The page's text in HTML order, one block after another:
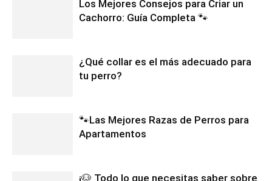
Los Mejores Consejos para Criar un
Cachorro: Guía Completa 🐾
¿Qué collar es el más adecuado para
tu perro?
🐾Las Mejores Razas de Perros para
Apartamentos
¡🐶 Todo lo que necesitas saber sobre